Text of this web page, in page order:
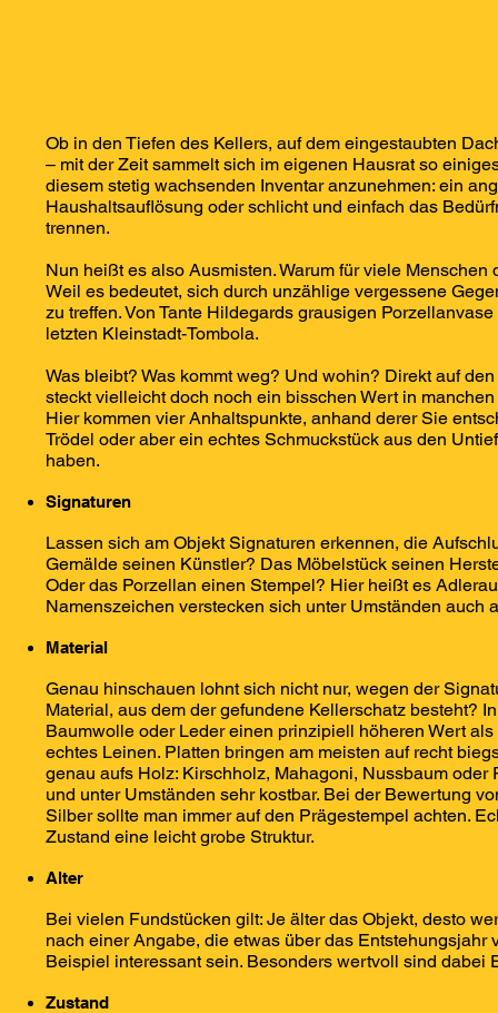
Ob in den Tiefen des Kellers, auf dem eingestaubten
– mit der Zeit sammelt sich im eigenen Hausrat so
diesem stetig wachsenden Inventar anzunehmen: ein
Haushaltsauflösung oder schlicht und einfach das
trennen.
Nun heißt es also Ausmisten. Warum für viele Menschen
Weil es bedeutet, sich durch unzählige vergessene
zu treffen. Von Tante Hildegards grausigen
letzten Kleinstadt-Tombola.
Was bleibt? Was kommt weg? Und wohin? Direkt auf
steckt vielleicht doch noch ein bisschen Wert in
Hier kommen vier Anhaltspunkte, anhand derer Sie
Trödel oder aber ein echtes Schmuckstück aus den
haben.
Signaturen
Lassen sich am Objekt Signaturen erkennen, die
Gemälde seinen Künstler? Das Möbelstück seinen
Oder das Porzellan einen Stempel? Hier heißt es
Namenszeichen verstecken sich unter Umständen auch
Material
Genau hinschauen lohnt sich nicht nur, wegen der
Material, aus dem der gefundene Kellerschatz besteht?
Baumwolle oder Leder einen prinzipiell höheren Wert
echtes Leinen. Platten bringen am meisten auf recht
genau aufs Holz: Kirschholz, Mahagoni, Nussbaum
und unter Umständen sehr kostbar. Bei der Bewertung
Silber sollte man immer auf den Prägestempel achten.
Zustand eine leicht grobe Struktur.
Alter
Bei vielen Fundstücken gilt: Je älter das Objekt, desto
nach einer Angabe, die etwas über das Entstehungsjahr
Beispiel interessant sein. Besonders wertvoll sind dabei
Zustand